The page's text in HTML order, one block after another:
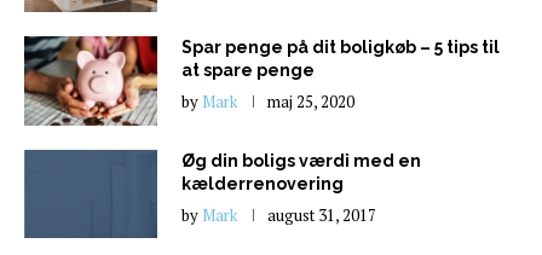
Spar penge på dit boligkøb – 5 tips til
at spare penge
by Mark maj 25, 2020
Øg din boligs værdi med en
kælderrenovering
by Mark august 31, 2017